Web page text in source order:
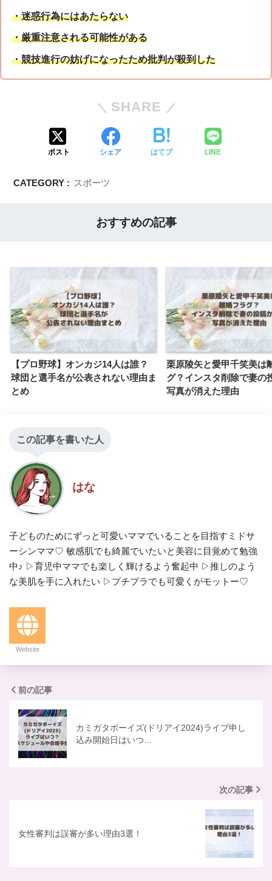
・迷惑行為にはあたらない
・厳重注意される可能性がある
・競技進行の妨げになったため批判が殺到した
SHARE
ポスト シェア はてブ LINE
CATEGORY : スポーツ
おすすめの記事
【プロ野球】オンカジ14人は誰？
球団と選手名が公表されない理由ま
とめ
栗原陵矢と愛甲千笑美は
グ？インスタ削除で妻の
写真が消えた理由
この記事を書いた人
はな
子どものためにずっと可愛いママでいることを目指すミドサ
ーシンママ♡ 敏感肌でも綺麗でいたいと美容に目覚めて勉強
中♪ ▷育児中ママでも楽しく輝けるよう奮起中 ▷推しのよう
な美肌を手に入れたい ▷プチプラでも可愛くがモットー♡
Website
前の記事
カミガタボーイズ(ドリアイ2024)ライブ申し
込み開始日はいつ…
次の記事
女性審判は誤審が多い理由3選！